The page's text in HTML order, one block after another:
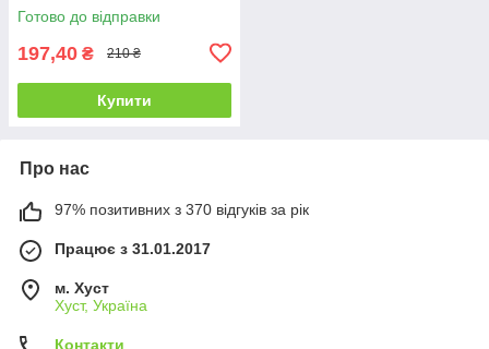
Готово до відправки
197,40 ₴ 210 ₴
Купити
Про нас
97% позитивних з 370 відгуків за рік
Працює з 31.01.2017
м. Хуст
Хуст, Україна
Контакти